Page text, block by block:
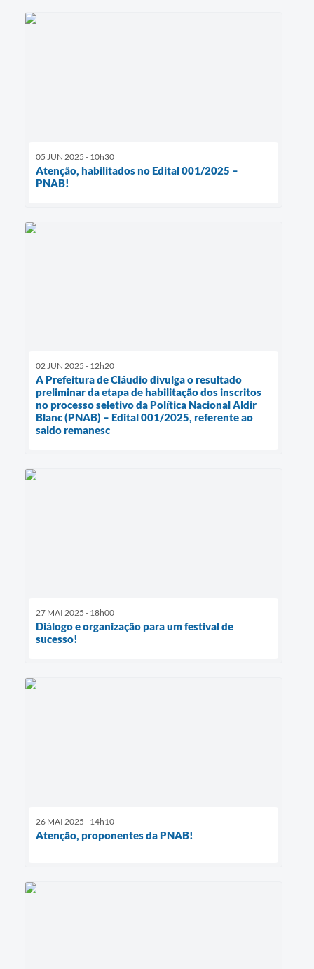
05 JUN 2025 - 10h30
Atenção, habilitados no Edital 001/2025 –
PNAB!
02 JUN 2025 - 12h20
A Prefeitura de Cláudio divulga o resultado
preliminar da etapa de habilitação dos inscritos
no processo seletivo da Política Nacional Aldir
Blanc (PNAB) – Edital 001/2025, referente ao
saldo remanesc
27 MAI 2025 - 18h00
Diálogo e organização para um festival de
sucesso!
26 MAI 2025 - 14h10
Atenção, proponentes da PNAB!